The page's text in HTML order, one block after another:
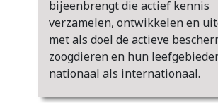
bijeenbrengt die actief kennis
verzamelen, ontwikkelen en
met als doel de actieve
zoogdieren en hun
nationaal als internationaal.